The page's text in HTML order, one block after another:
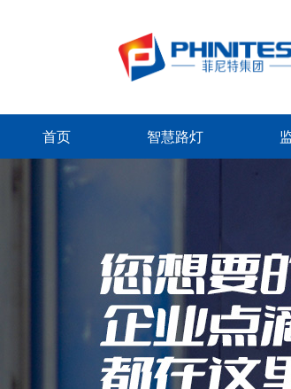
首页 智慧路灯